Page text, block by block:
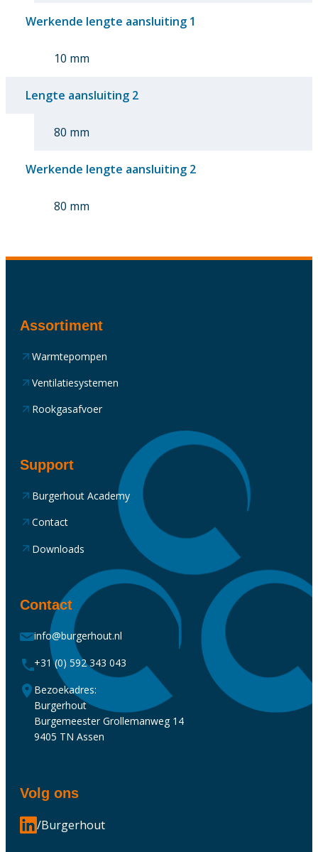
Werkende lengte aansluiting 1
10 mm
Lengte aansluiting 2
80 mm
Werkende lengte aansluiting 2
80 mm
Assortiment
Warmtepompen
Ventilatiesystemen
Rookgasafvoer
Support
Burgerhout Academy
Contact
Downloads
Contact
info@burgerhout.nl
+31 (0) 592 343 043
Bezoekadres:
Burgerhout
Burgemeester Grollemanweg 14
9405 TN Assen
Volg ons
/Burgerhout